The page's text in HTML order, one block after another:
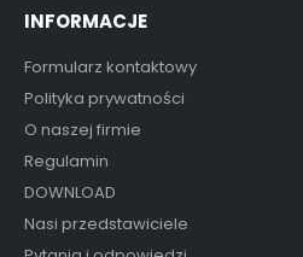
INFORMACJE
Formularz kontaktowy
Polityka prywatności
O naszej firmie
Regulamin
DOWNLOAD
Nasi przedstawiciele